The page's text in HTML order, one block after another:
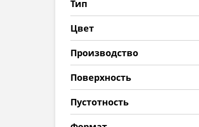
Тип
Цвет
Производство
Поверхность
Пустотность